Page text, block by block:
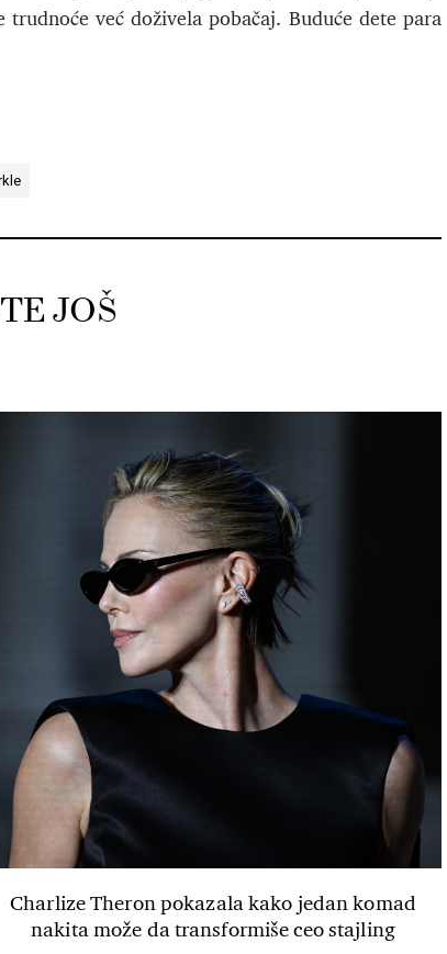
već doživela pobačaj. Buduće dete para
JOŠ
Charlize Theron pokazala kako jedan komad
nakita može da transformiše ceo stajling